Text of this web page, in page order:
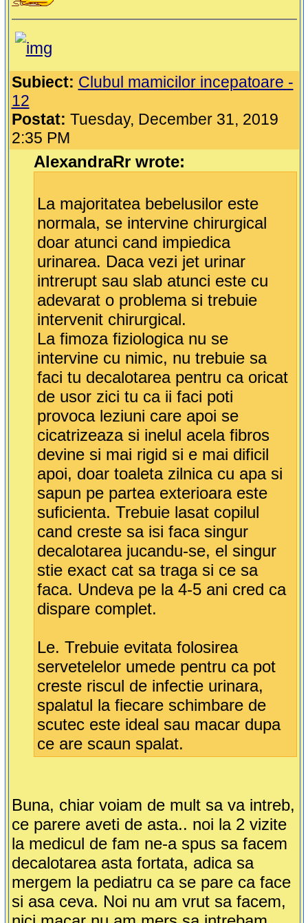
Subiect: Clubul mamicilor incepatoare -
12
Postat: Tuesday, December 31, 2019
2:35 PM
AlexandraRr wrote:
La majoritatea bebelusilor este
normala, se intervine chirurgical
doar atunci cand impiedica
urinarea. Daca vezi jet urinar
intrerupt sau slab atunci este cu
adevarat o problema si trebuie
intervenit chirurgical.
La fimoza fiziologica nu se
intervine cu nimic, nu trebuie sa
faci tu decalotarea pentru ca oricat
de usor zici tu ca ii faci poti
provoca leziuni care apoi se
cicatrizeaza si inelul acela fibros
devine si mai rigid si e mai dificil
apoi, doar toaleta zilnica cu apa si
sapun pe partea exterioara este
suficienta. Trebuie lasat copilul
cand creste sa isi faca singur
decalotarea jucandu-se, el singur
stie exact cat sa traga si ce sa
faca. Undeva pe la 4-5 ani cred ca
dispare complet.
Le. Trebuie evitata folosirea
servetelelor umede pentru ca pot
creste riscul de infectie urinara,
spalatul la fiecare schimbare de
scutec este ideal sau macar dupa
ce are scaun spalat.
Buna, chiar voiam de mult sa va intreb,
ce parere aveti de asta.. noi la 2 vizite
la medicul de fam ne-a spus sa facem
decalotarea asta fortata, adica sa
mergem la pediatru ca se pare ca face
si asa ceva. Noi nu am vrut sa facem,